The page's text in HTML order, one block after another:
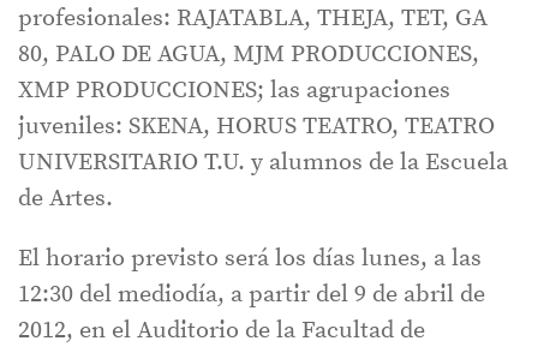
profesionales: RAJATABLA, THEJA, TET, GA
80, PALO DE AGUA, MJM PRODUCCIONES,
XMP PRODUCCIONES; las agrupaciones
juveniles: SKENA, HORUS TEATRO, TEATRO
UNIVERSITARIO T.U. y alumnos de la Escuela
de Artes.
El horario previsto será los días lunes, a las
12:30 del mediodía, a partir del 9 de abril de
2012, en el Auditorio de la Facultad de